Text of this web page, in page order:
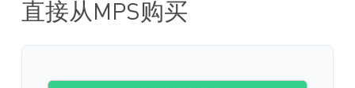
直接从MPS购买